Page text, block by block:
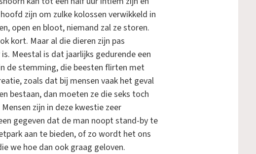
zijn om zulke kolossen verwikkeld in
open en bloot, niemand zal ze storen.
kort. Maar al die dieren zijn pas
Meestal is dat jaarlijks gedurende een
de stemming, die beesten flirten met
zoals dat bij mensen vaak het geval
bestaan, dan moeten ze die seks toch
zijn in deze kwestie zeer
gegeven dat de man noopt stand-by te
aan te bieden, of zo wordt het ons
we hoe dan ook graag geloven.